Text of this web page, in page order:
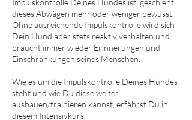
dieses Abwägen mehr oder weniger bewusst.
Ohne ausreichende Impulskontrolle wird sich
Dein Hund aber stets reaktiv verhalten und
braucht immer wieder Erinnerungen und
Einschränkungen seines Menschen. ​
Wie es um die Impulskontrolle Deines Hundes
steht und wie Du diese weiter
ausbauen/trainieren kannst, erfährst Du in
diesem Intensivkurs.